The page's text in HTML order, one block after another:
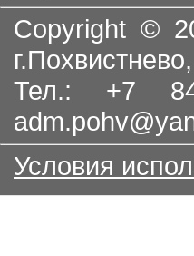
Copyright ©
Тел.: +7
Условия